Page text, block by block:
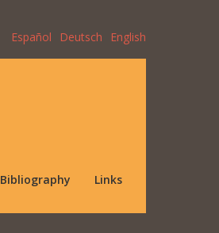
Español Deutsch English
Bibliography Links